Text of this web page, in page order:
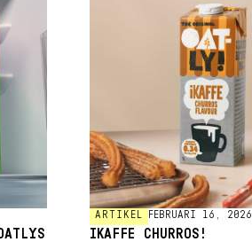
ARTIKEL FEBRUARI 16, 2026
IKAFFE CHURROS!